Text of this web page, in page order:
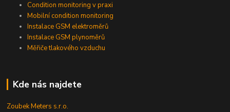
Condition monitoring v praxi
Mobilní condition monitoring
Instalace GSM elektroměrů
Instalace GSM plynoměrů
Měřiče tlakového vzduchu
Kde nás najdete
Zoubek Meters s.r.o.